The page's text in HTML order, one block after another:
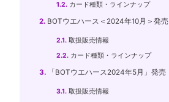
1.2.カード種類・ラインナップ
2.BOTウエハース＜2024年10月＞発売
2.1.取扱販売情報
2.2.カード種類・ラインナップ
3.「BOTウエハース2024年5月」発売
3.1.取扱販売情報